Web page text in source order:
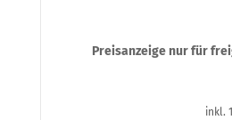
Preisanzeige nur für
inkl.